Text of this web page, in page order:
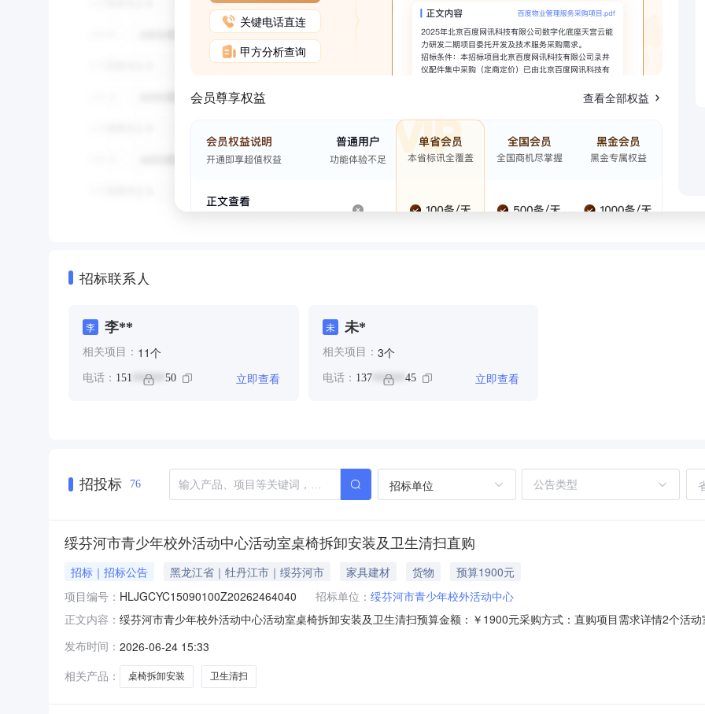
关键电话直连
甲方分析查询
会员尊享权益 查看全部权益
招标联系人
李 李**
相关项目： 11个
电话： 151 ****** 50 立即查看
未 未*
相关项目： 3个
电话： 137 ****** 45 立即查看
招投标 76 招标单位
绥芬河市青少年校外活动中心活动室桌椅拆卸安装及卫生清扫直购
招标｜招标公告 黑龙江省｜牡丹江市｜绥芬河市 家具建材 货物
预算1900元
项目编号： HLJGCYC15090100Z20262464040 招标单位： 绥芬河市青少年校外活动中心
正文内容： 绥芬河市青少年校外活动中心活动室桌椅拆卸安装及卫生清扫预算金额：￥1900元采购方式：直购项目需求详情2个活
供应商。二、落实其他政府采购政策满足的需求：无。三、特定的资格要求：无。四、本项目不接受联合体参与异议处
运营。发布时间：2026-06-2414:
发布时间： 2026-06-24 15:33
相关产品：
桌椅拆卸安装 卫生清扫